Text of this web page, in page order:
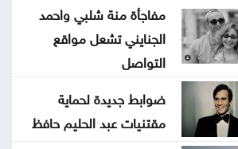
مفاجأة منة شلبي واحمد
الجنايني تشعل مواقع
التواصل
ضوابط جديدة لحماية
مقتنيات عبد الحليم حافظ